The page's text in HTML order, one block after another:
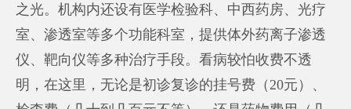
之光。机构内还设有医学检验科、中西药房、光疗
室、渗透室等多个功能科室，提供体外药离子渗透
仪、靶向仪等多种治疗手段。看病较怕收费不透
明，在这里，无论是初诊复诊的挂号费（20元）、